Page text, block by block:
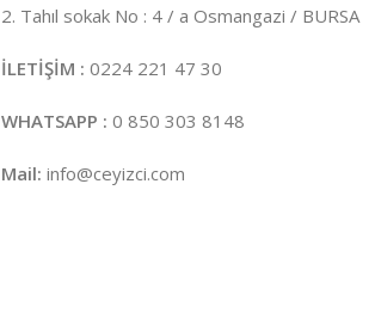
2. Tahıl sokak No : 4 / a Osmangazi / BURSA
İLETİŞİM : 0224 221 47 30
WHATSAPP : 0 850 303 8148
Mail: info@ceyizci.com